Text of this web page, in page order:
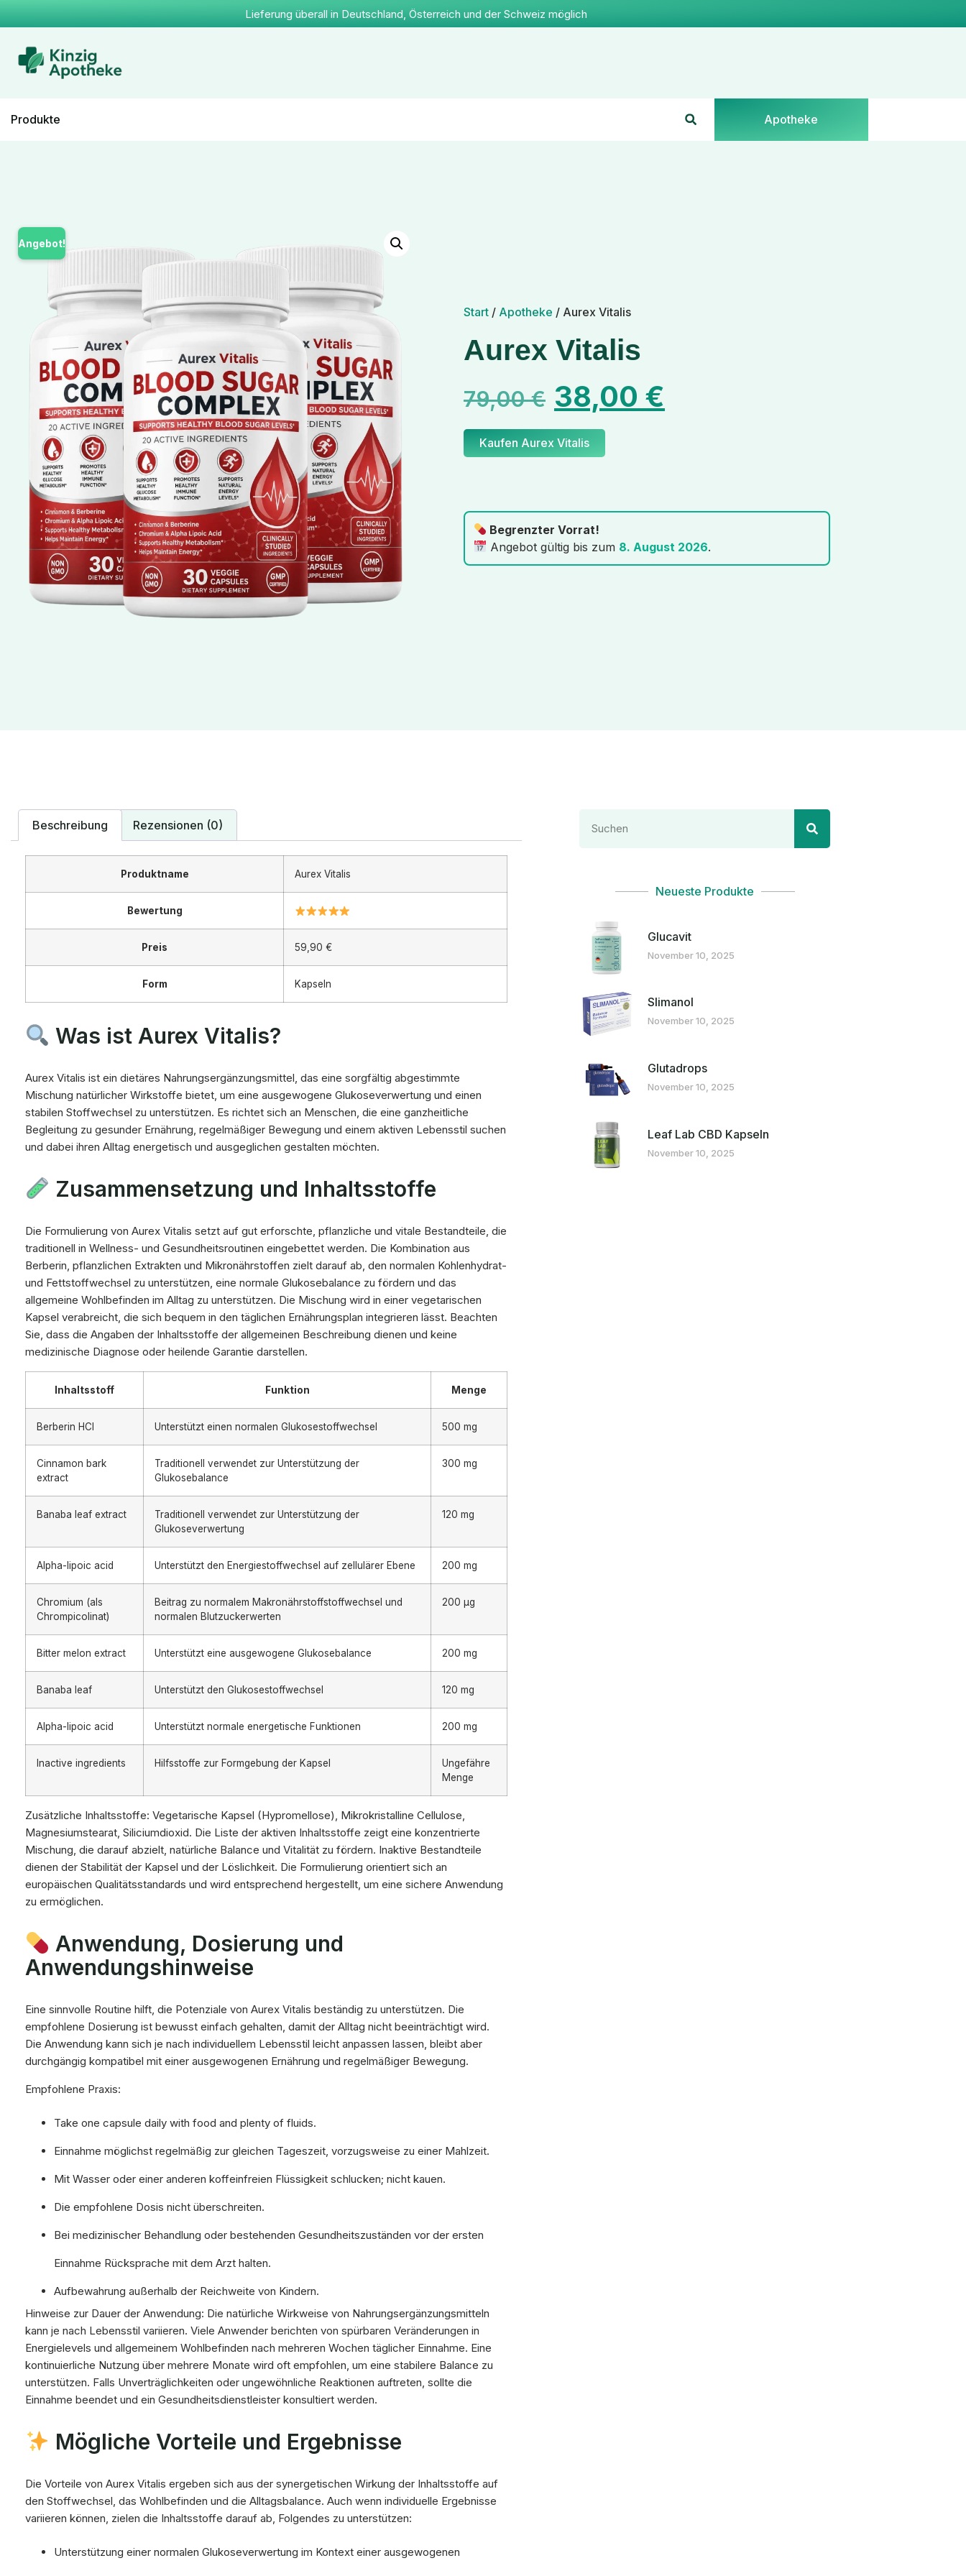
Lieferung überall in Deutschland, Österreich und der Schweiz möglich
Produkte Apotheke
Angebot!
Start / Apotheke / Aurex Vitalis
Aurex Vitalis
79,00€ 38,00 €
Kaufen Aurex Vitalis
Begrenzter Vorrat!
Angebot gültig bis zum 8. August 2026.
Beschreibung Rezensionen (0)
Produktname Aurex Vitalis
Bewertung
Preis 59,90 €
Form Kapseln
Was ist Aurex Vitalis?
Aurex Vitalis ist ein dietäres Nahrungsergänzungsmittel, das eine sorgfältig abgestimmte
Mischung natürlicher Wirkstoffe bietet, um eine ausgewogene Glukoseverwertung und einen
stabilen Stoffwechsel zu unterstützen. Es richtet sich an Menschen, die eine ganzheitliche
Begleitung zu gesunder Ernährung, regelmäßiger Bewegung und einem aktiven Lebensstil suchen
und dabei ihren Alltag energetisch und ausgeglichen gestalten möchten.
Zusammensetzung und Inhaltsstoffe
Die Formulierung von Aurex Vitalis setzt auf gut erforschte, pflanzliche und vitale Bestandteile, die
traditionell in Wellness- und Gesundheitsroutinen eingebettet werden. Die Kombination aus
Berberin, pflanzlichen Extrakten und Mikronährstoffen zielt darauf ab, den normalen Kohlenhydrat-
und Fettstoffwechsel zu unterstützen, eine normale Glukosebalance zu fördern und das
allgemeine Wohlbefinden im Alltag zu unterstützen. Die Mischung wird in einer vegetarischen
Kapsel verabreicht, die sich bequem in den täglichen Ernährungsplan integrieren lässt. Beachten
Sie, dass die Angaben der Inhaltsstoffe der allgemeinen Beschreibung dienen und keine
medizinische Diagnose oder heilende Garantie darstellen.
Inhaltsstoff Funktion Menge
Berberin HCl Unterstützt einen normalen Glukosestoffwechsel 500 mg
Cinnamon bark
extract
Traditionell verwendet zur Unterstützung der
Glukosebalance
300 mg
Banaba leaf extract
Traditionell verwendet zur Unterstützung der
Glukoseverwertung
120 mg
Alpha-lipoic acid Unterstützt den Energiestoffwechsel auf zellulärer Ebene 200 mg
Chromium (als
Chrompicolinat)
Beitrag zu normalem Makronährstoffstoffwechsel und
normalen Blutzuckerwerten
200 µg
Bitter melon extract Unterstützt eine ausgewogene Glukosebalance 200 mg
Banaba leaf Unterstützt den Glukosestoffwechsel 120 mg
Alpha-lipoic acid Unterstützt normale energetische Funktionen 200 mg
Inactive ingredients Hilfsstoffe zur Formgebung der Kapsel
Ungefähre
Menge
Zusätzliche Inhaltsstoffe: Vegetarische Kapsel (Hypromellose), Mikrokristalline Cellulose,
Magnesiumstearat, Siliciumdioxid. Die Liste der aktiven Inhaltsstoffe zeigt eine konzentrierte
Mischung, die darauf abzielt, natürliche Balance und Vitalität zu fördern. Inaktive Bestandteile
dienen der Stabilität der Kapsel und der Löslichkeit. Die Formulierung orientiert sich an
europäischen Qualitätsstandards und wird entsprechend hergestellt, um eine sichere Anwendung
zu ermöglichen.
Anwendung, Dosierung und
Anwendungshinweise
Eine sinnvolle Routine hilft, die Potenziale von Aurex Vitalis beständig zu unterstützen. Die
empfohlene Dosierung ist bewusst einfach gehalten, damit der Alltag nicht beeinträchtigt wird.
Die Anwendung kann sich je nach individuellem Lebensstil leicht anpassen lassen, bleibt aber
durchgängig kompatibel mit einer ausgewogenen Ernährung und regelmäßiger Bewegung.
Empfohlene Praxis:
Take one capsule daily with food and plenty of fluids.
Einnahme möglichst regelmäßig zur gleichen Tageszeit, vorzugsweise zu einer Mahlzeit.
Mit Wasser oder einer anderen koffeinfreien Flüssigkeit schlucken; nicht kauen.
Die empfohlene Dosis nicht überschreiten.
Bei medizinischer Behandlung oder bestehenden Gesundheitszuständen vor der ersten
Einnahme Rücksprache mit dem Arzt halten.
Aufbewahrung außerhalb der Reichweite von Kindern.
Hinweise zur Dauer der Anwendung: Die natürliche Wirkweise von Nahrungsergänzungsmitteln
kann je nach Lebensstil variieren. Viele Anwender berichten von spürbaren Veränderungen in
Energielevels und allgemeinem Wohlbefinden nach mehreren Wochen täglicher Einnahme. Eine
kontinuierliche Nutzung über mehrere Monate wird oft empfohlen, um eine stabilere Balance zu
unterstützen. Falls Unverträglichkeiten oder ungewöhnliche Reaktionen auftreten, sollte die
Einnahme beendet und ein Gesundheitsdienstleister konsultiert werden.
Mögliche Vorteile und Ergebnisse
Die Vorteile von Aurex Vitalis ergeben sich aus der synergetischen Wirkung der Inhaltsstoffe auf
den Stoffwechsel, das Wohlbefinden und die Alltagsbalance. Auch wenn individuelle Ergebnisse
variieren können, zielen die Inhaltsstoffe darauf ab, Folgendes zu unterstützen:
Unterstützung einer normalen Glukoseverwertung im Kontext einer ausgewogenen
Neueste Produkte
Glucavit
November 10, 2025
Slimanol
November 10, 2025
Glutadrops
November 10, 2025
Leaf Lab CBD Kapseln
November 10, 2025